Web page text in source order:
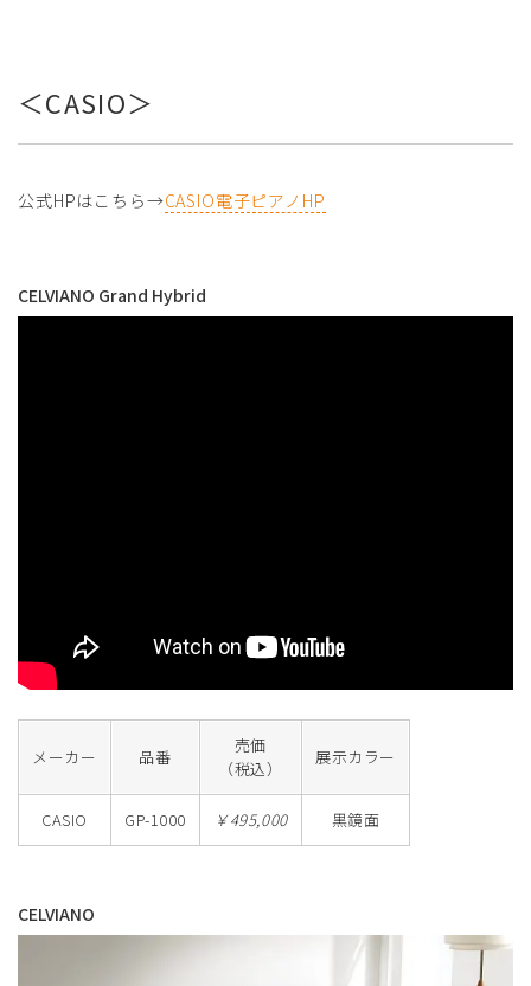
＜CASIO＞
公式HPはこちら→CASIO電子ピアノHP
CELVIANO Grand Hybrid
メーカー 品番
売価
（税込）
展示カラー
CASIO GP-1000 ￥495,000 黒鏡面
CELVIANO